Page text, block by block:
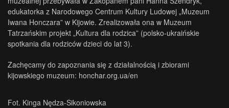
edukatorka z Narodowego Centrum Kultury Ludowej „Muzeum
Iwana Honczara” w Kijowie. Zrealizowała ona w Muzeum
Tatrzańskim projekt „Kultura dla rodzica” (polsko-ukraińskie
spotkania dla rodziców dzieci do lat 3).
Zachęcamy do zapoznania się z działalnością i zbiorami
kijowskiego muzeum: honchar.org.ua/en
Fot. Kinga Nędza-Sikoniowska